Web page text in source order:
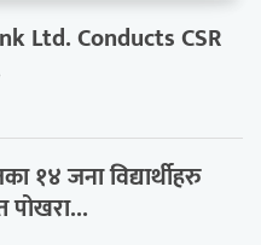
Ltd. Conducts CSR
१४ जना विद्यार्थीहरु
पोखरा...